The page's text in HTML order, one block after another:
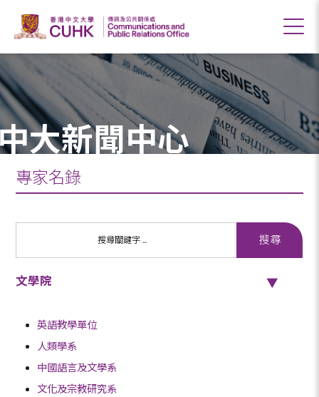
大新聞中心
專家名錄
文學院
英語教學單位
人類學系
中國語言及文學系
文化及宗教研究系